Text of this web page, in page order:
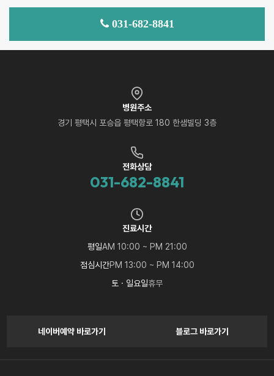
031-682-8841
병원주소
경기 평택시 포승읍 평택항로 180 한샘빌딩 3층
전화상담
031-682-8841
진료시간
평일AM 10:00 ~ PM 21:00
점심시간PM 13:00 ~ PM 14:00
토 · 일요일휴무
네이버예약 바로가기 블로그 바로가기